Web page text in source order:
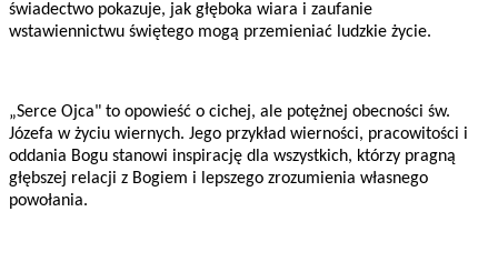
świadectwo pokazuje, jak głęboka wiara i zaufanie
wstawiennictwu świętego mogą przemieniać ludzkie życie.
„Serce Ojca" to opowieść o cichej, ale potężnej obecności św.
Józefa w życiu wiernych. Jego przykład wierności, pracowitości i
oddania Bogu stanowi inspirację dla wszystkich, którzy pragną
głębszej relacji z Bogiem i lepszego zrozumienia własnego
powołania.